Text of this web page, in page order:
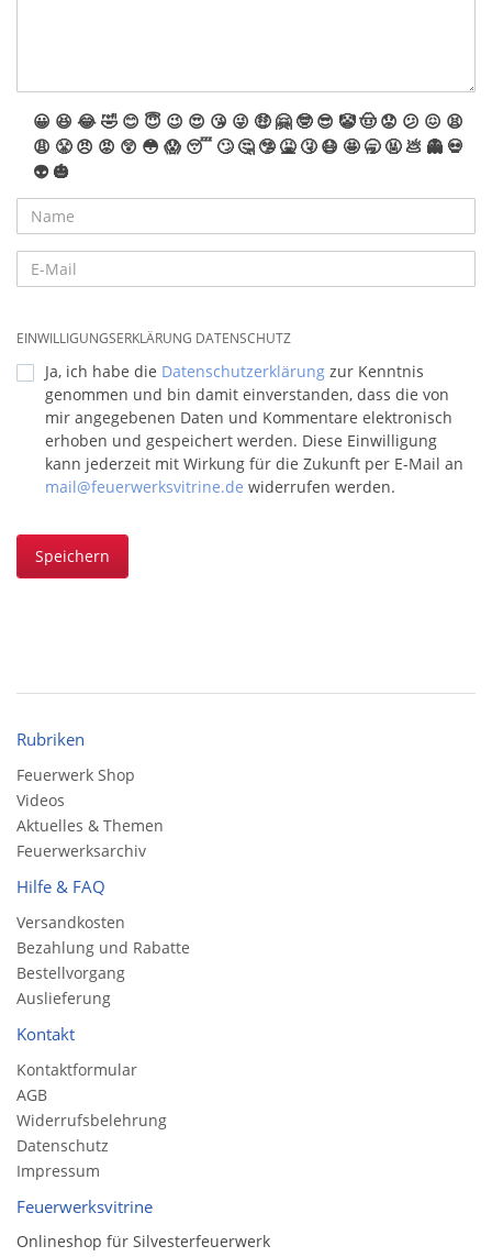
😀 😆 😂🤣 😊 😇 😉 😍 😘 😜 🤑 🤗 🤓 😎 🤡🤠 😟 😕 😖 😫
😩 😤 😠 😡 😲 😳 😱 😴 🙄 🤔 🤥 🤮 🤧 😷 🤩 🥱 🤬 💩 👻 💀
👽 🎃
EINWILLIGUNGSERKLÄRUNG DATENSCHUTZ
Ja, ich habe die Datenschutzerklärung zur Kenntnis
genommen und bin damit einverstanden, dass die von
mir angegebenen Daten und Kommentare elektronisch
erhoben und gespeichert werden. Diese Einwilligung
kann jederzeit mit Wirkung für die Zukunft per E-Mail an
mail@feuerwerksvitrine.de widerrufen werden.
Speichern
Rubriken
Feuerwerk Shop
Videos
Aktuelles & Themen
Feuerwerksarchiv
Hilfe & FAQ
Versandkosten
Bezahlung und Rabatte
Bestellvorgang
Auslieferung
Kontakt
Kontaktformular
AGB
Widerrufsbelehrung
Datenschutz
Impressum
Feuerwerksvitrine
Onlineshop für Silvesterfeuerwerk